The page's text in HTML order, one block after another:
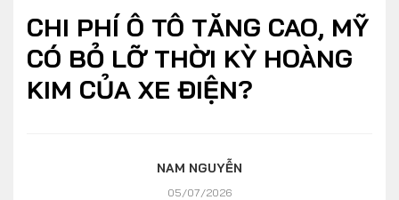
Xe điện
THỊ TRƯỜNG XE DOANH NGHIỆP
CHI PHÍ Ô TÔ TĂNG CAO, MỸ
CÓ BỎ LỠ THỜI KỲ HOÀNG
KIM CỦA XE ĐIỆN?
NAM NGUYỄN
05/07/2026